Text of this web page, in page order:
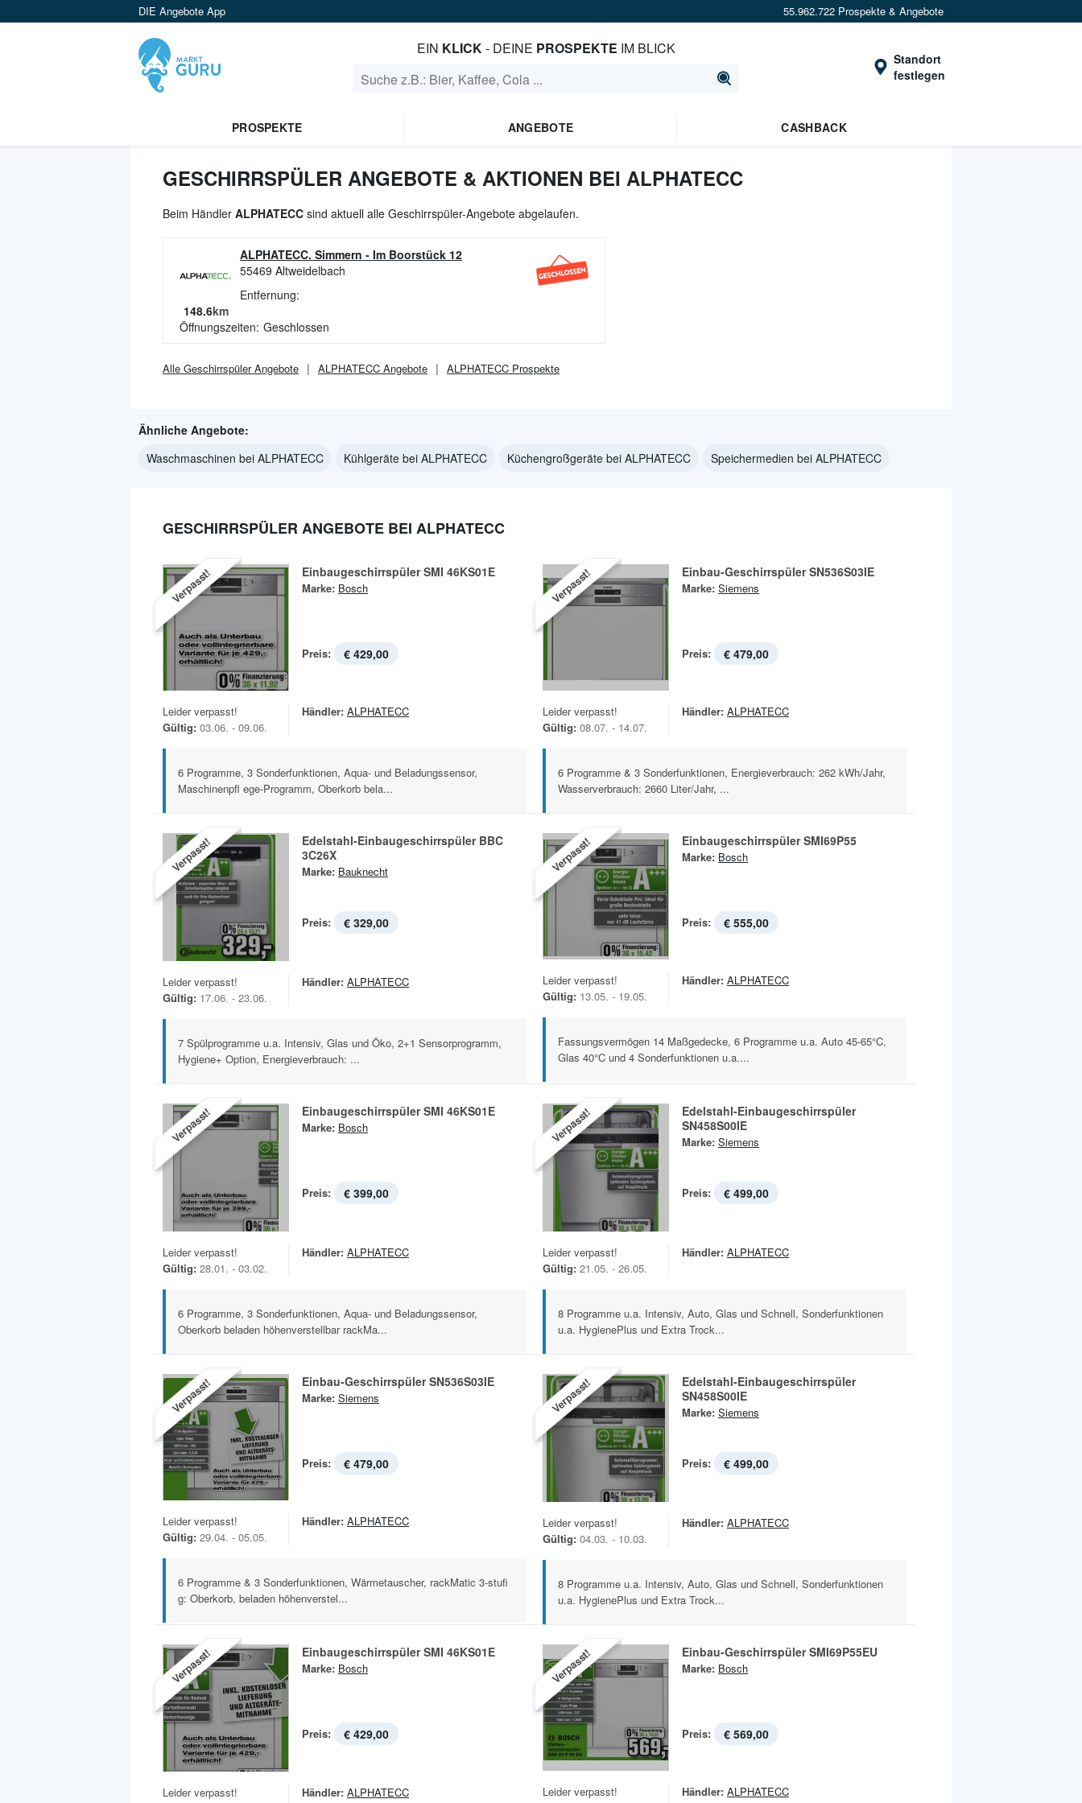
DIE Angebote App 55.962.722 Prospekte & Angebote
EIN KLICK- DEINE PROSPEKTE IM BLICK
Standort
festlegen
PROSPEKTE ANGEBOTE CASHBACK
GESCHIRRSPÜLER ANGEBOTE & AKTIONEN BEI ALPHATECC
Beim Händler ALPHATECC sind aktuell alle Geschirrspüler-Angebote abgelaufen.
ALPHATECC. Simmern - Im Boorstück 12
55469 Altweidelbach
Entfernung:
148.6km
Öffnungszeiten: Geschlossen
Alle GeschirrspülerAngebote ALPHATECC Angebote ALPHATECC Prospekte
Ähnliche Angebote:
Waschmaschinen bei ALPHATECC
Kühlgeräte bei ALPHATECC Küchengroßgeräte bei ALPHATECC Speichermedien bei ALPHATECC
GESCHIRRSPÜLER ANGEBOTE BEI ALPHATECC
Verpasst! Einbaugeschirrspüler SMI 46KS01E
Marke: Bosch
Preis: € 429,00
Leider verpasst!
Gültig: 03.06. - 09.06.
Händler: ALPHATECC
6 Programme, 3 Sonderfunktionen, Aqua- und Beladungssensor,
Maschinenpfl ege-Programm, Oberkorb bela...
Verpasst! Einbau-Geschirrspüler SN536S03IE
Marke: Siemens
Preis: € 479,00
Leider verpasst!
Gültig: 08.07. - 14.07.
Händler: ALPHATECC
6 Programme & 3 Sonderfunktionen, Energieverbrauch: 262 kWh/Jahr,
Wasserverbrauch: 2660 Liter/Jahr, ...
Verpasst!
Edelstahl-Einbaugeschirrspüler BBC
3C26X
Marke: Bauknecht
Preis: € 329,00
Leider verpasst!
Gültig: 17.06. - 23.06.
Händler: ALPHATECC
7 Spülprogramme u.a. Intensiv, Glas und Öko, 2+1 Sensorprogramm,
Hygiene+ Option, Energieverbrauch: ...
Verpasst! Einbaugeschirrspüler SMI69P55
Marke: Bosch
Preis: € 555,00
Leider verpasst!
Gültig: 13.05. - 19.05.
Händler: ALPHATECC
Fassungsvermögen 14 Maßgedecke, 6 Programme u.a. Auto 45-65°C,
Glas 40°C und 4 Sonderfunktionen u.a....
Verpasst! Einbaugeschirrspüler SMI 46KS01E
Marke: Bosch
Preis: € 399,00
Leider verpasst!
Gültig: 28.01. - 03.02.
Händler: ALPHATECC
6 Programme, 3 Sonderfunktionen, Aqua- und Beladungssensor,
Oberkorb beladen höhenverstellbar rackMa...
Verpasst!
Edelstahl-Einbaugeschirrspüler
SN458S00IE
Marke: Siemens
Preis: € 499,00
Leider verpasst!
Gültig: 21.05. - 26.05.
Händler: ALPHATECC
8 Programme u.a. Intensiv, Auto, Glas und Schnell, Sonderfunktionen
u.a. HygienePlus und Extra Trock...
Verpasst! Einbau-Geschirrspüler SN536S03IE
Marke: Siemens
Preis: € 479,00
Leider verpasst!
Gültig: 29.04. - 05.05.
Händler: ALPHATECC
6 Programme & 3 Sonderfunktionen, Wärmetauscher, rackMatic 3-stufi
g: Oberkorb, beladen höhenverstel...
Verpasst!
Edelstahl-Einbaugeschirrspüler
SN458S00IE
Marke: Siemens
Preis: € 499,00
Leider verpasst!
Gültig: 04.03. - 10.03.
Händler: ALPHATECC
8 Programme u.a. Intensiv, Auto, Glas und Schnell, Sonderfunktionen
u.a. HygienePlus und Extra Trock...
Verpasst! Einbaugeschirrspüler SMI 46KS01E
Marke: Bosch
Preis: € 429,00
Leider verpasst!
Händler: ALPHATECC
Verpasst! Einbau-Geschirrspüler SMI69P55EU
Marke: Bosch
Preis: € 569,00
Leider verpasst!
Händler: ALPHATECC